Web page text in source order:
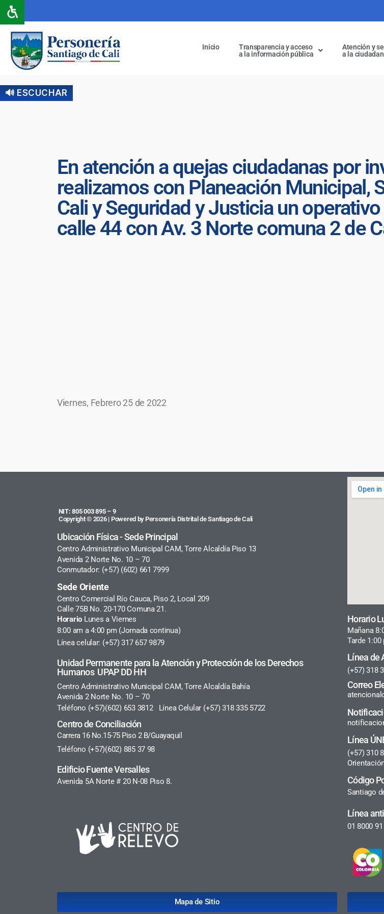
Inicio
Transparencia y acceso
a la información pública
Atención y
a la
🔊 ESCUCHAR
En atención a quejas ciudadanas por
realizamos con Planeación Municipal,
Cali y Seguridad y Justicia un
calle 44 con Av. 3 Norte comuna 2 de
Viernes, Febrero 25 de 2022
NIT: 805 003 895 – 9
Copyright © 2026 | Powered by Personería Distrital de Santiago de Cali
Ubicación Física - Sede Principal
Centro Administrativo Municipal CAM, Torre Alcaldía Piso 13
Avenida 2 Norte No. 10 – 70
Conmutador: (+57) (602) 661 7999
Sede Oriente
Centro Comercial Río Cauca, Piso 2, Local 209
Calle 75B No. 20-170 Comuna 21.
Horario Lunes a Viernes
8:00 am a 4:00 pm (Jornada continua)
Línea celular: (+57) 317 657 9879
Unidad Permanente para la Atención y Protección de los Derechos
Humanos UPAP DD HH
Centro Administrativo Municipal CAM, Torre Alcaldía Bahía
Avenida 2 Norte No. 10 – 70
Teléfono (+57)(602) 653 3812 Línea Celular (+57) 318 335 5722
Centro de Conciliación
Carrera 16 No.15-75 Piso 2 B/Guayaquil
Teléfono (+57)(602) 885 37 98
Edificio Fuente Versalles
Avenida 5A Norte # 20 N-08 Piso 8.
Horario
Mañana
Tarde 1:00
Línea de
(+57) 318
Correo
Línea
(+57) 310
Código
Santiago
Línea
01 8000
Mapa de Sitio